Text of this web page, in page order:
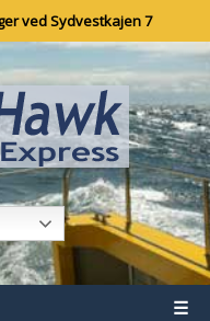
ved Sydvestkajen 7
☰